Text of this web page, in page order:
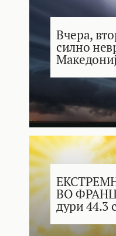
Вчера,
силно
ВО
дури 44.3